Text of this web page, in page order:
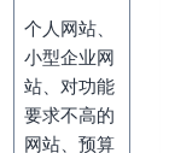
个人网站、
小型企业网
站、对功能
要求不高的
网站、预算